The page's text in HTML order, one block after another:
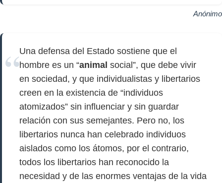
Anónimo
Una defensa del Estado sostiene que el
hombre es un “animal social”, que debe vivir
en sociedad, y que individualistas y libertarios
creen en la existencia de “individuos
atomizados” sin influenciar y sin guardar
relación con sus semejantes. Pero no, los
libertarios nunca han celebrado individuos
aislados como los átomos, por el contrario,
todos los libertarios han reconocido la
necesidad y de las enormes ventajas de la vida